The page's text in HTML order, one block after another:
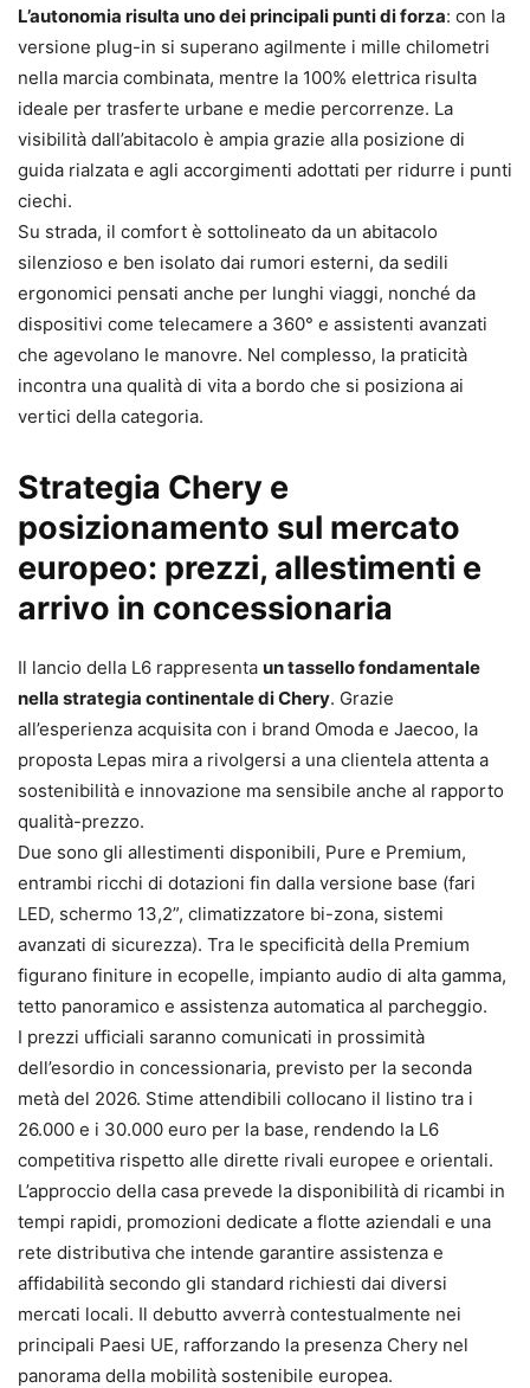
L’autonomia risulta uno dei principali punti di forza: con la
versione plug-in si superano agilmente i mille chilometri
nella marcia combinata, mentre la 100% elettrica risulta
ideale per trasferte urbane e medie percorrenze. La
visibilità dall’abitacolo è ampia grazie alla posizione di
guida rialzata e agli accorgimenti adottati per ridurre i punti
ciechi.
Su strada, il comfort è sottolineato da un abitacolo
silenzioso e ben isolato dai rumori esterni, da sedili
ergonomici pensati anche per lunghi viaggi, nonché da
dispositivi come telecamere a 360° e assistenti avanzati
che agevolano le manovre. Nel complesso, la praticità
incontra una qualità di vita a bordo che si posiziona ai
vertici della categoria.
Strategia Chery e
posizionamento sul mercato
europeo: prezzi, allestimenti e
arrivo in concessionaria
Il lancio della L6 rappresenta un tassello fondamentale
nella strategia continentale di Chery. Grazie
all’esperienza acquisita con i brand Omoda e Jaecoo, la
proposta Lepas mira a rivolgersi a una clientela attenta a
sostenibilità e innovazione ma sensibile anche al rapporto
qualità-prezzo.
Due sono gli allestimenti disponibili, Pure e Premium,
entrambi ricchi di dotazioni fin dalla versione base (fari
LED, schermo 13,2”, climatizzatore bi-zona, sistemi
avanzati di sicurezza). Tra le specificità della Premium
figurano finiture in ecopelle, impianto audio di alta gamma,
tetto panoramico e assistenza automatica al parcheggio.
I prezzi ufficiali saranno comunicati in prossimità
dell’esordio in concessionaria, previsto per la seconda
metà del 2026. Stime attendibili collocano il listino tra i
26.000 e i 30.000 euro per la base, rendendo la L6
competitiva rispetto alle dirette rivali europee e orientali.
L’approccio della casa prevede la disponibilità di ricambi in
tempi rapidi, promozioni dedicate a flotte aziendali e una
rete distributiva che intende garantire assistenza e
affidabilità secondo gli standard richiesti dai diversi
mercati locali. Il debutto avverrà contestualmente nei
principali Paesi UE, rafforzando la presenza Chery nel
panorama della mobilità sostenibile europea.